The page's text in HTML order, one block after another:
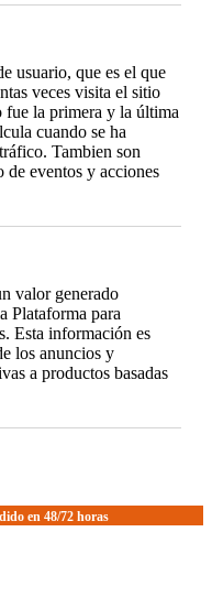
usuario, que es el que
veces visita el sitio
fue la primera y la última
cuando se ha
Tambien son
eventos y acciones
valor generado
Plataforma para
Esta información es
los anuncios y
a productos basadas
en 48/72 horas